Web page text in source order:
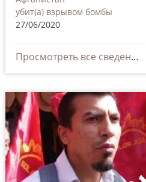
убит(а) взрывом бомбы
27/06/2020
Просмотреть все сведения